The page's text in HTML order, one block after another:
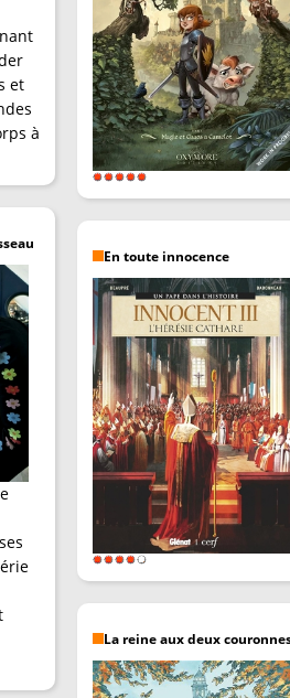
et
à
En toute innocence
La reine aux deux